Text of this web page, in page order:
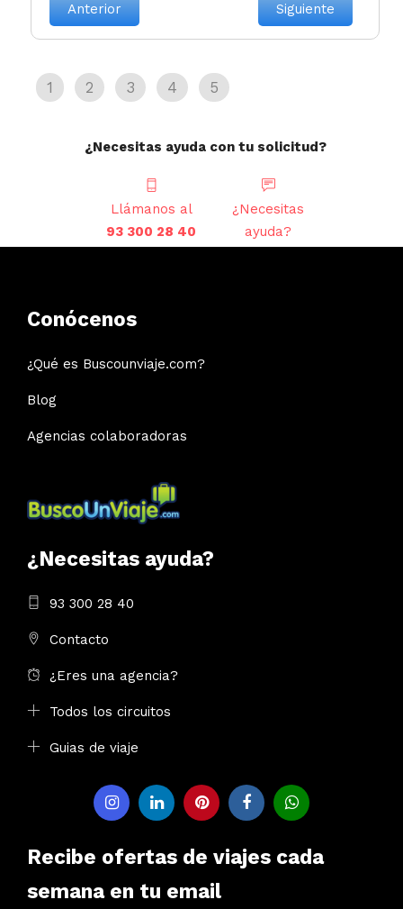
Anterior Siguiente
1 2 3 4 5
¿Necesitas ayuda con tu solicitud?
Llámanos al
93 300 28 40
¿Necesitas
ayuda?
Conócenos
¿Qué es Buscounviaje.com?
Blog
Agencias colaboradoras
¿Necesitas ayuda?
93 300 28 40
Contacto
¿Eres una agencia?
Todos los circuitos
Guias de viaje
Recibe ofertas de viajes cada
semana en tu email